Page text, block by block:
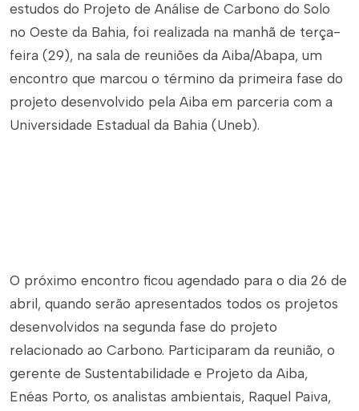
estudos do Projeto de Análise de Carbono do Solo
no Oeste da Bahia, foi realizada na manhã de terça-
feira (29), na sala de reuniões da Aiba/Abapa, um
encontro que marcou o término da primeira fase do
projeto desenvolvido pela Aiba em parceria com a
Universidade Estadual da Bahia (Uneb).
O próximo encontro ficou agendado para o dia 26 de
abril, quando serão apresentados todos os projetos
desenvolvidos na segunda fase do projeto
relacionado ao Carbono. Participaram da reunião, o
gerente de Sustentabilidade e Projeto da Aiba,
Enéas Porto, os analistas ambientais, Raquel Paiva,